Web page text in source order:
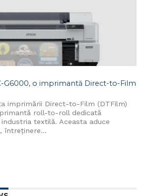
G6000, o imprimantă Direct-to-Film
imprimării Direct-to-Film (DTFilm)
roll-to-roll dedicată
textilă. Aceasta aduce
întreținere...